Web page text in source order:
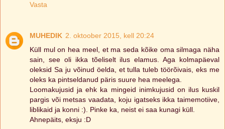
Vasta
MUHEDIK 2. oktoober 2015, kell 20:24
Küll mul on hea meel, et ma seda kõike oma silmaga näha
sain, see oli ikka tõeliselt ilus elamus. Aga kolmapäeval
oleksid Sa ju võinud öelda, et tulla tuleb töörõivais, eks me
oleks ka pintseldanud päris suure hea meelega.
Loomakujusid ja ehk ka mingeid inimkujusid on ilus kuskil
pargis või metsas vaadata, koju igatseks ikka taimemotiive,
liblikaid ja konni :). Pinke ka, neist ei saa kunagi küll.
Ahnepäits, eksju :D